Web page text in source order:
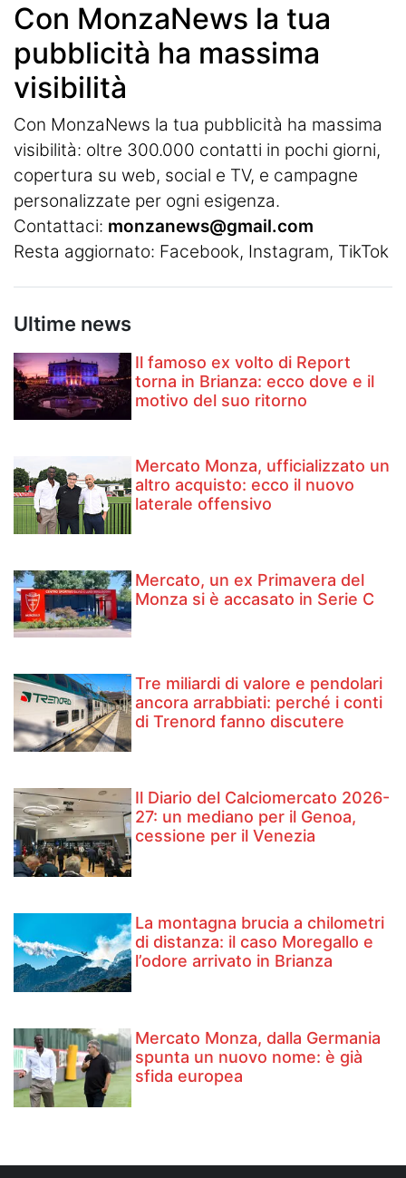
Con MonzaNews la tua
pubblicità ha massima
visibilità
Con MonzaNews la tua pubblicità ha massima
visibilità: oltre 300.000 contatti in pochi giorni,
copertura su web, social e TV, e campagne
personalizzate per ogni esigenza.
Contattaci: monzanews@gmail.com
Resta aggiornato: Facebook, Instagram, TikTok
Ultime news
Il famoso ex volto di Report
torna in Brianza: ecco dove e il
motivo del suo ritorno
Mercato Monza, ufficializzato un
altro acquisto: ecco il nuovo
laterale offensivo
Mercato, un ex Primavera del
Monza si è accasato in Serie C
Tre miliardi di valore e pendolari
ancora arrabbiati: perché i conti
di Trenord fanno discutere
Il Diario del Calciomercato 2026-
27: un mediano per il Genoa,
cessione per il Venezia
La montagna brucia a chilometri
di distanza: il caso Moregallo e
l’odore arrivato in Brianza
Mercato Monza, dalla Germania
spunta un nuovo nome: è già
sfida europea